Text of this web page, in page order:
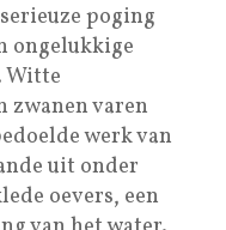
poging
ongelukkige
Witte
zwanen varen
werk van
uit onder
oevers, een